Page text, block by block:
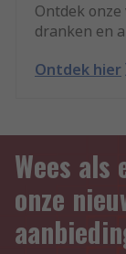
Ontdek
dranken en
Ontdek hier
Wees als
onze